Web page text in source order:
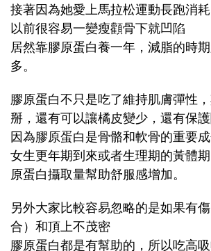
接著因為她愛上馬拉松運動長跑消
以前很容易一變瘦顴骨下就凹陷
居然靠膠原蛋白養一年，減脂的時
多。
膠原蛋白不只是吃了維持肌膚彈性
掰，還有可以讓橘皮變少，還有保
因為膠原蛋白是骨骼和軟骨的重要
女生更年期到來或者生理期的黃體
原蛋白攝取量幫助舒服感增加。
另外大家比較容易忽略的是如果有
合）和頂上不茂密
膠原蛋白都是有幫助的，所以吃高